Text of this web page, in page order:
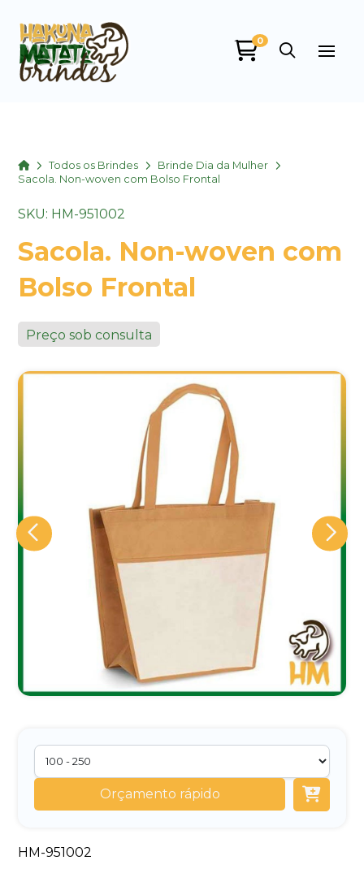
0
HomeTodos os Brindes
Brinde Dia da Mulher
Sacola. Non-woven com Bolso Frontal
SKU: HM-951002
Sacola. Non-woven com
Bolso Frontal
Preço sob consulta
Orçamento rápido
HM-951002